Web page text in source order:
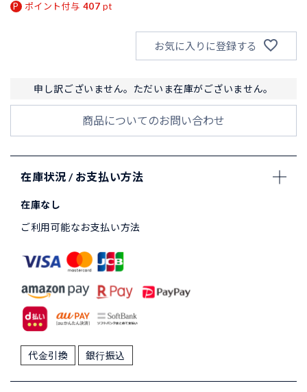
ポイント付与 407 pt
お気に入りに登録する
申し訳ございません。ただいま在庫がございません。
商品についてのお問い合わせ
在庫状況 / お支払い方法
在庫なし
ご利用可能なお支払い方法
代金引換 銀行振込